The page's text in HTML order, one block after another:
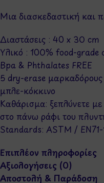
Μια διασκεδαστική και
Διαστάσεις : 40 x 30 cm
Υλικό : 100% food-grade
Bpa & Phthalates FREE
5 dry-erase
μπλε-κόκκινο
Καθάρισμα: ξεπλύνετε
στο πάνω ράφι του
Standards: ASTM /
Επιπλέον πληροφορίες
Αξιολογήσεις (0)
Αποστολή & Παράδοση